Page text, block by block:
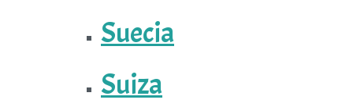
Suecia
Suiza